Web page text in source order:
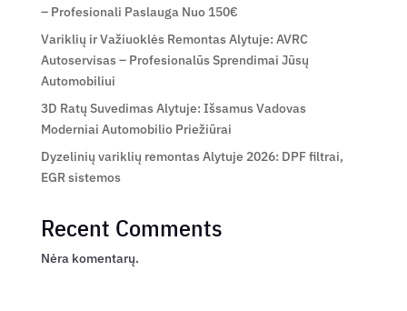
– Profesionali Paslauga Nuo 150€
Variklių ir Važiuoklės Remontas Alytuje: AVRC
Autoservisas – Profesionalūs Sprendimai Jūsų
Automobiliui
3D Ratų Suvedimas Alytuje: Išsamus Vadovas
Moderniai Automobilio Priežiūrai
Dyzelinių variklių remontas Alytuje 2026: DPF filtrai,
EGR sistemos
Recent Comments
Nėra komentarų.